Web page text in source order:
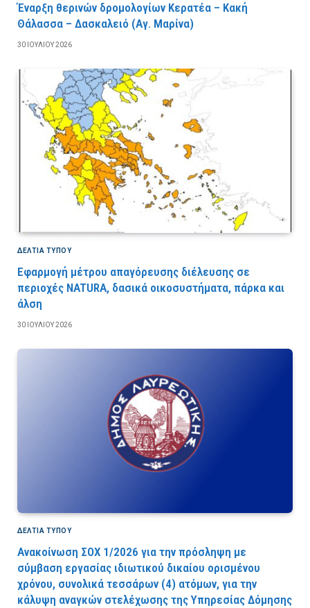
Έναρξη θερινών δρομολογίων Κερατέα – Κακή
Θάλασσα – Δασκαλειό (Αγ. Μαρίνα)
30 ΙΟΥΛΊΟΥ 2026
ΔΕΛΤΙΑ ΤΥΠΟΥ
Εφαρμογή μέτρου απαγόρευσης διέλευσης σε
περιοχές NATURA, δασικά οικοσυστήματα, πάρκα και
άλση
30 ΙΟΥΛΊΟΥ 2026
ΔΕΛΤΙΑ ΤΥΠΟΥ
Ανακοίνωση ΣΟΧ 1/2026 για την πρόσληψη με
σύμβαση εργασίας ιδιωτικού δικαίου ορισμένου
χρόνου, συνολικά τεσσάρων (4) ατόμων, για την
κάλυψη αναγκών στελέχωσης της Υπηρεσίας Δόμησης